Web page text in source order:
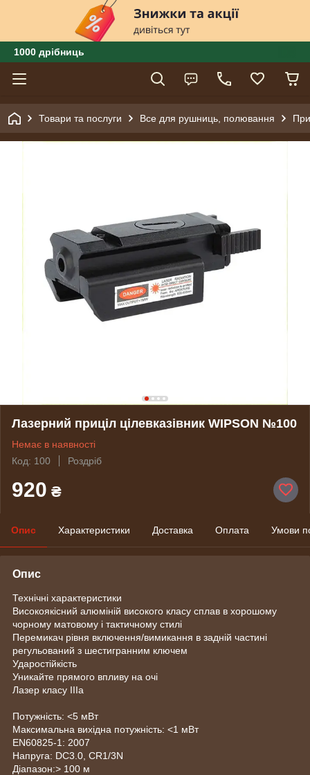
1000 дрібниць
Товари та послуги Все для рушниць, полювання
Лазерний приціл цілевказівник WIPSON №100
Немає в наявності
Код: 100
Роздріб
920 ₴
Опис Характеристики Доставка Оплата Умови
Опис
Технічні характеристики
Високоякісний алюміній високого класу сплав в хорошому
чорному матовому і тактичному стилі
Перемикач рівня включення/вимикання в задній частині
регульований з шестигранним ключем
Ударостійкість
Уникайте прямого впливу на очі
Лазер класу IIIa
Потужність: <5 мВт
Максимальна вихідна потужність: <1 мВт
EN60825-1: 2007
Напруга: DC3.0, CR1/3N
Діапазон:> 100 м